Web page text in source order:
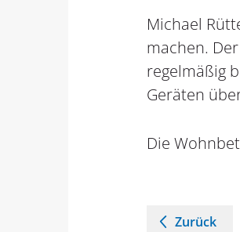
Michael
machen.
regelmäßig
Geräten
Die
Zurück